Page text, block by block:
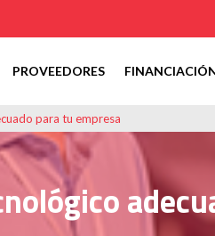
PROVEEDORES
para tu empresa